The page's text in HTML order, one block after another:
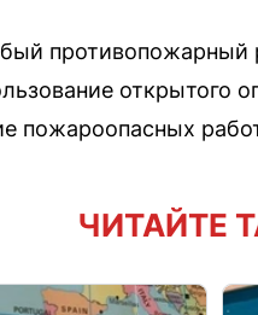
открытого
пожароопасных
ЧИТАЙТЕ